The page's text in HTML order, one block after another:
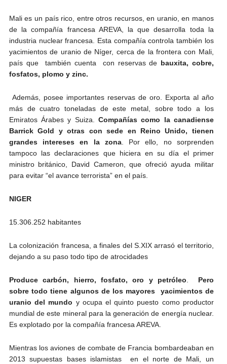
Mali es un país rico, entre otros recursos, en uranio, en manos
de la compañía francesa AREVA, la que desarrolla toda la
industria nuclear francesa. Esta compañía controla también los
yacimientos de uranio de Níger, cerca de la frontera con Mali,
país que también cuenta con reservas de bauxita, cobre,
fosfatos, plomo y zinc.
Además, posee importantes reservas de oro. Exporta al año
más de cuatro toneladas de este metal, sobre todo a los
Emiratos Árabes y Suiza.Compa­ñías como la canadiense
Barrick Gold y otras con sede en Reino Unido, tienen
grandes intereses en la zona. Por ello, no sorprenden
tampoco las declaraciones que hiciera en su día el primer
ministro británico, David Cameron, que ofreció ayuda militar
para evitar “el avance terrorista” en el país.
NIGER
15.306.252 habitantes
La colonización francesa, a finales del S.XIX arrasó el territorio,
dejando a su paso todo tipo de atrocidades
Produce carbón, hierro, fosfato, oro y petróleo. Pero
sobre todotiene algunos de los mayores yacimientos de
uranio del mundo y ocupa el quinto puesto como productor
mundial de este mineral para la generación de energía nuclear.
Es explotado por la compañía francesa AREVA.
Mientras los aviones de combate de Francia bombardeaban en
2013 supuestas bases islamistas
en el norte de Mali, un